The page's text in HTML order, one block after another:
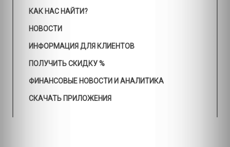
КАК НАС НАЙТИ?
НОВОСТИ
ИНФОРМАЦИЯ ДЛЯ КЛИЕНТОВ
ПОЛУЧИТЬ СКИДКУ %
ФИНАНСОВЫЕ НОВОСТИ И АНАЛИТИКА
СКАЧАТЬ ПРИЛОЖЕНИЯ